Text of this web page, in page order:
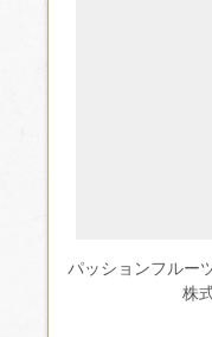
パッションフルー
株